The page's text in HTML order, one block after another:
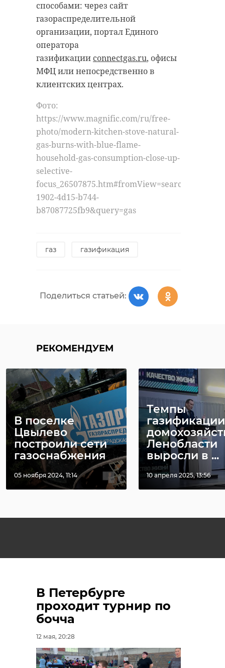
способами: через сайт
газораспределительной
организации, портал Единого
оператора
газификации connectgas.ru, офисы
МФЦ или непосредственно в
клиентских центрах.
Фото:
https://www.magnific.com/ru/free-
photo/modern-kitchen-stove-natural-
gas-burns-with-blue-flame-
household-gas-consumption-close-up-
selective-
1902-4d15-b744-
b87087725fb9&query=gas
газ газификация
Поделиться статьей:
РЕКОМЕНДУЕМ
В поселке
Цвылево
построили сети
газоснабжения
05 ноября 2024, 11:14
Темпы
газификации
Ленобласти
выросли в ...
10 апреля 2025, 13:56
В Петербурге
проходит турнир по
бочча
12 мая, 20:28